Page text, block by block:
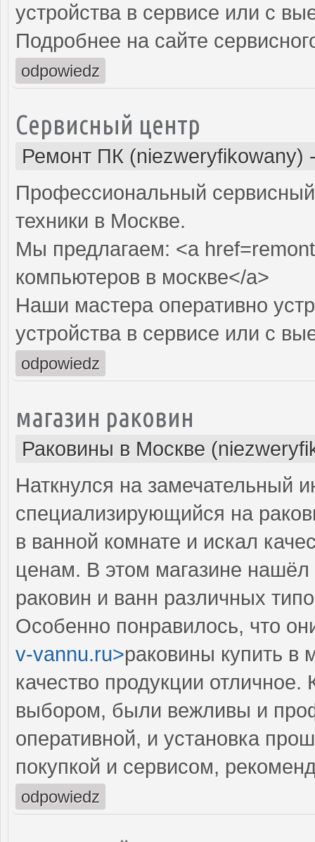
устройства в сервисе или с
Подробнее на сайте
odpowiedz
Сервисный центр
Ремонт ПК (niezweryfikowany)
Профессиональный
техники в Москве.
Мы предлагаем: <a
компьютеров в москве</a>
Наши мастера оперативно
устройства в сервисе или с
odpowiedz
магазин раковин
Раковины в Москве
Наткнулся на замечательный
специализирующийся на
в ванной комнате и искал
ценам. В этом магазине
раковин и ванн различных
Особенно понравилось, что
v-vannu.ru>раковины купить в
качество продукции
выбором, были вежливы и
оперативной, и установка
покупкой и сервисом,
odpowiedz